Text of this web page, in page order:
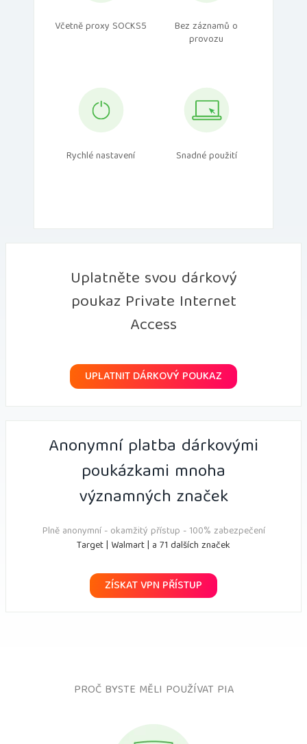
Včetně proxy SOCKS5 Bez záznamů o
provozu
Rychlé nastavení Snadné použití
Uplatněte svou dárkový
poukaz Private Internet
Access
UPLATNIT DÁRKOVÝ POUKAZ
Anonymní platba dárkovými
poukázkami mnoha
významných značek
Plně anonymní - okamžitý přístup - 100% zabezpečení
Target | Walmart | a 71 dalších značek
ZÍSKAT VPN PŘÍSTUP
PROČ BYSTE MĚLI POUŽÍVAT PIA